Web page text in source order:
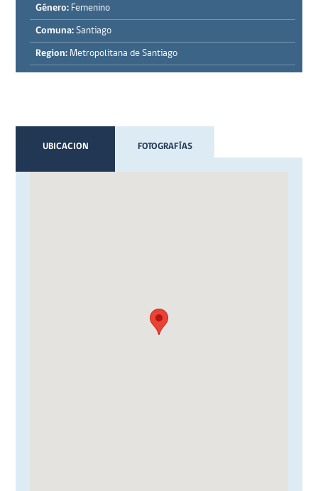
Género: Femenino
Comuna: Santiago
Region: Metropolitana de Santiago
UBICACION FOTOGRAFÍAS